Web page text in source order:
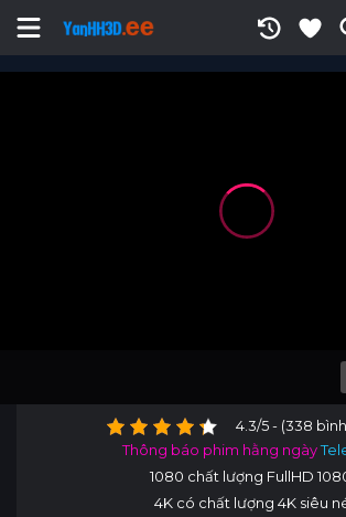
4.3/5 - (338
Thông báo phim hằng ngày
1080 chất lượng FullHD
4K có chất lượng 4K siêu